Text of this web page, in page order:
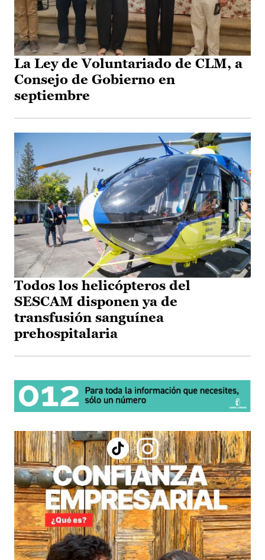
La Ley de Voluntariado de CLM, a
Consejo de Gobierno en
septiembre
Todos los helicópteros del
SESCAM disponen ya de
transfusión sanguínea
prehospitalaria